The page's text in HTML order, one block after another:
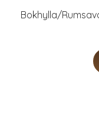
Bokhylla/